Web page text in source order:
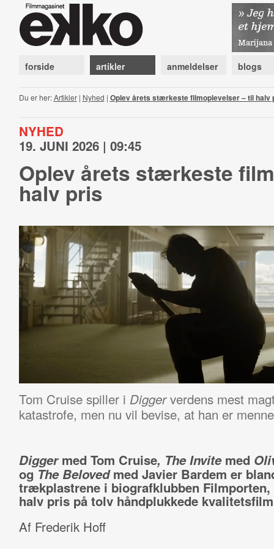
forside artikler anmeldelser blogs
Du er her:Artikler| Nyhed | Oplev årets stærkeste filmoplevelser – til halv
NYHED
19. JUNI 2026 | 09:45
Oplev årets stærkeste
halv pris
Tom Cruise spiller i Diggerverdens mest
katastrofe, men nu vil bevise, at han er
Digger med Tom Cruise, The Invitemed
og The Belovedmed Javier Bardem er
trækplastrene i biografklubben Filmporten,
halv pris på tolv håndplukkede
Af Frederik Hoff